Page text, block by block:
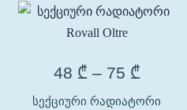
48 ₾ – 75 ₾
სექციური რადიატორი